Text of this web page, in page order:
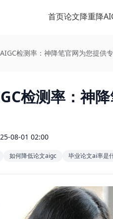
首页论文降重降
检测率：神降笔官网为您提供
检测率：神
08-01 02:00
如何降低论文aigc 毕业论文ai率是